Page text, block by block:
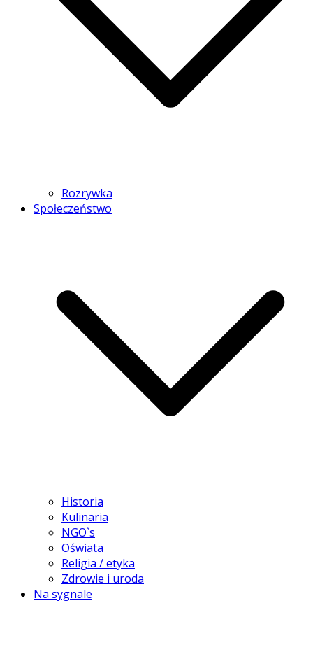
Rozrywka
Społeczeństwo
Historia
Kulinaria
NGO`s
Oświata
Religia / etyka
Zdrowie i uroda
Na sygnale